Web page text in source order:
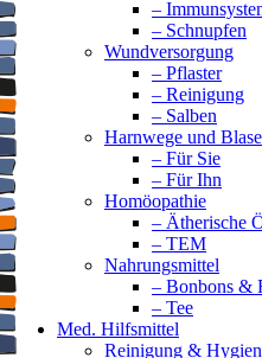
–
– Schnupfen
Wundversorgung
– Pflaster
– Reinigung
– Salben
Harnwege und Blase
– Für Sie
– Für Ihn
Homöopathie
– Ätherische
– TEM
Nahrungsmittel
– Bonbons &
– Tee
Med. Hilfsmittel
Reinigung &